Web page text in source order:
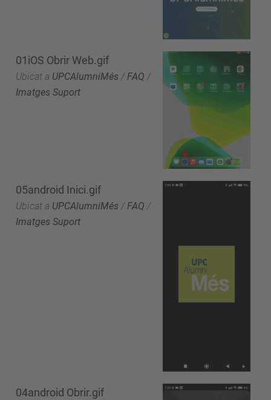
01iOS Obrir Web.gif
Ubicat a UPCAlumniMés /FAQ /
Imatges Suport
05android Inici.gif
Ubicat a UPCAlumniMés /FAQ /
Imatges Suport
04android Obrir.gif